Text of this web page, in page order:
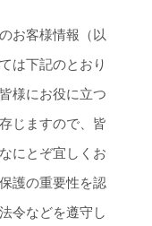
お客様情報（以
は下記のとおり
様にお役に立つ
じますので、皆
にとぞ宜しくお
護の重要性を認
令などを遵守し